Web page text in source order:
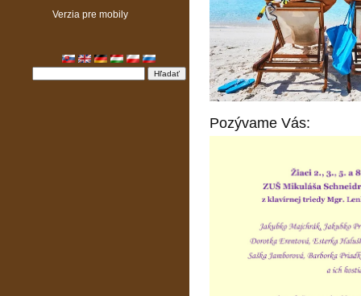
Verzia pre mobily
Pozývame Vás: